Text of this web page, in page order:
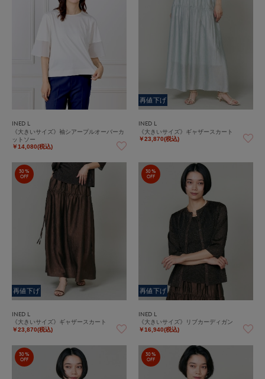
INED L
《大きいサイズ》袖シアープルオーバーカ
ットソー
￥14,080(税込)
再値下げ
INED L
《大きいサイズ》ギャザースカート
￥23,870(税込)
30%
OFF
再値下げ
INED L
《大きいサイズ》ギャザースカート
￥23,870(税込)
30%
OFF
再値下げ
INED L
《大きいサイズ》リブカーディガン
￥16,940(税込)
30%
OFF
30%
OFF